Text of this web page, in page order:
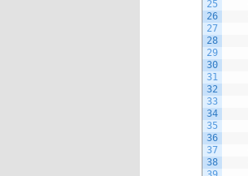
25
26
27
28
29
30
31
32
33
34
35
36
37
38